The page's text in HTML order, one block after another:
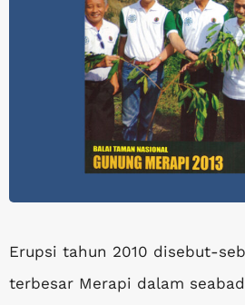
Erupsi tahun 2010 disebut-
terbesar Merapi dalam